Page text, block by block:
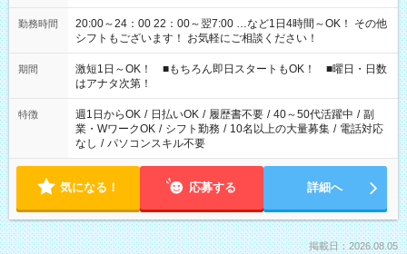
勤務時間
20:00～24：00 22：00～翌7:00 …など1日4時間～OK！ その他
シフトもございます！ お気軽にご相談ください！
期間
激短1日～OK！ ■もちろん即日スタートもOK！ ■曜日・日数
はアナタ次第！
特徴 週1日からOK / 日払いOK / 履歴書不要 / 40～50代活躍中 / 副
業・WワークOK / シフト勤務 / 10名以上の大量募集 / 電話対応
なし / パソコンスキル不要
気になる！ 応募する 詳細へ
掲載日：2026.08.05